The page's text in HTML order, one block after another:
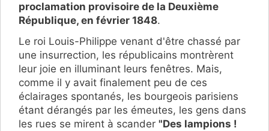
proclamation provisoire de la Deuxième
République, en février 1848.
Le roi Louis-Philippe venant d'être chassé par
une insurrection, les républicains montrèrent
leur joie en illuminant leurs fenêtres. Mais,
comme il y avait finalement peu de ces
éclairages spontanés, les bourgeois parisiens
étant dérangés par les émeutes, les gens dans
les rues se mirent à scander "Des lampions !